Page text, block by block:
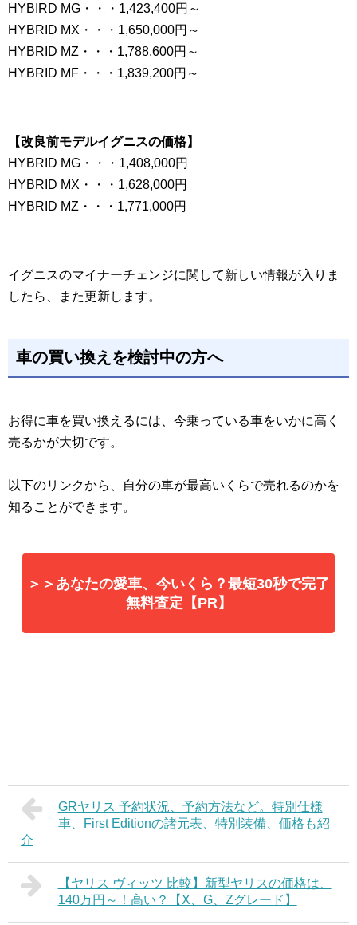
HYBIRD MG・・・1,423,400円～
HYBRID MX・・・1,650,000円～
HYBRID MZ・・・1,788,600円～
HYBRID MF・・・1,839,200円～
【改良前モデルイグニスの価格】
HYBRID MG・・・1,408,000円
HYBRID MX・・・1,628,000円
HYBRID MZ・・・1,771,000円
イグニスのマイナーチェンジに関して新しい情報が入りま
したら、また更新します。
車の買い換えを検討中の方へ
お得に車を買い換えるには、今乗っている車をいかに高く
売るかが大切です。
以下のリンクから、自分の車が最高いくらで売れるのかを
知ることができます。
＞＞あなたの愛車、今いくら？最短30秒で完了
無料査定【PR】
GRヤリス 予約状況、予約方法など。特別仕様
車、First Editionの諸元表、特別装備、価格も紹
介
【ヤリス ヴィッツ 比較】新型ヤリスの価格は、
140万円～！高い？【X、G、Zグレード】